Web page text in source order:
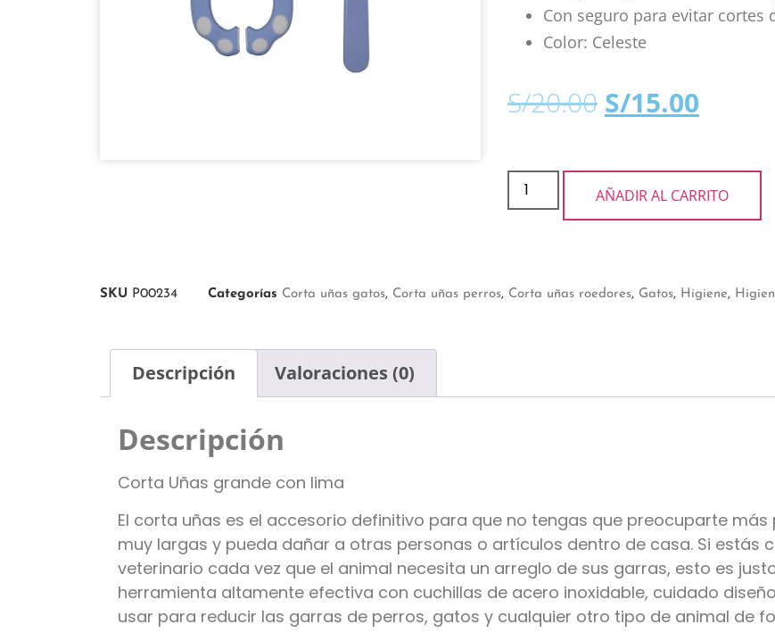
Con seguro para evitar cortes
Color: Celeste
S/20.00 S/15.00
AÑADIR AL CARRITO
SKU P00234 Categorías Corta uñas gatos, Corta uñas perros, Corta uñas roedores, Gatos, Higiene,
Descripción Valoraciones (0)
Descripción
Corta Uñas grande con lima
El corta uñas es el accesorio definitivo para que no tengas que preocuparte
muy largas y pueda dañar a otras personas o artículos dentro de casa. Si estás
veterinario cada vez que el animal necesita un arreglo de sus garras, esto es
herramienta altamente efectiva con cuchillas de acero inoxidable, cuidado
usar para reducir las garras de perros, gatos y cualquier otro tipo de animal de